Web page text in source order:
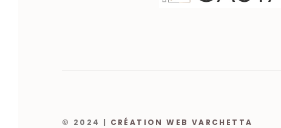
© 2024 | CRÉATION WEB VARCHETTA